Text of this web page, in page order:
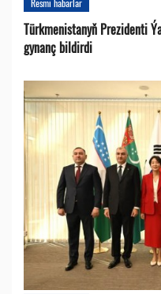
Türkmenistanyň Prezidenti
gynanç bildirdi